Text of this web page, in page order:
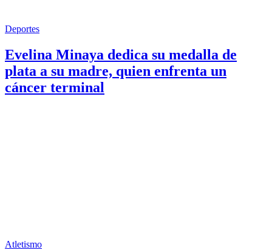
Deportes
Evelina Minaya dedica su medalla de
plata a su madre, quien enfrenta un
cáncer terminal
Atletismo